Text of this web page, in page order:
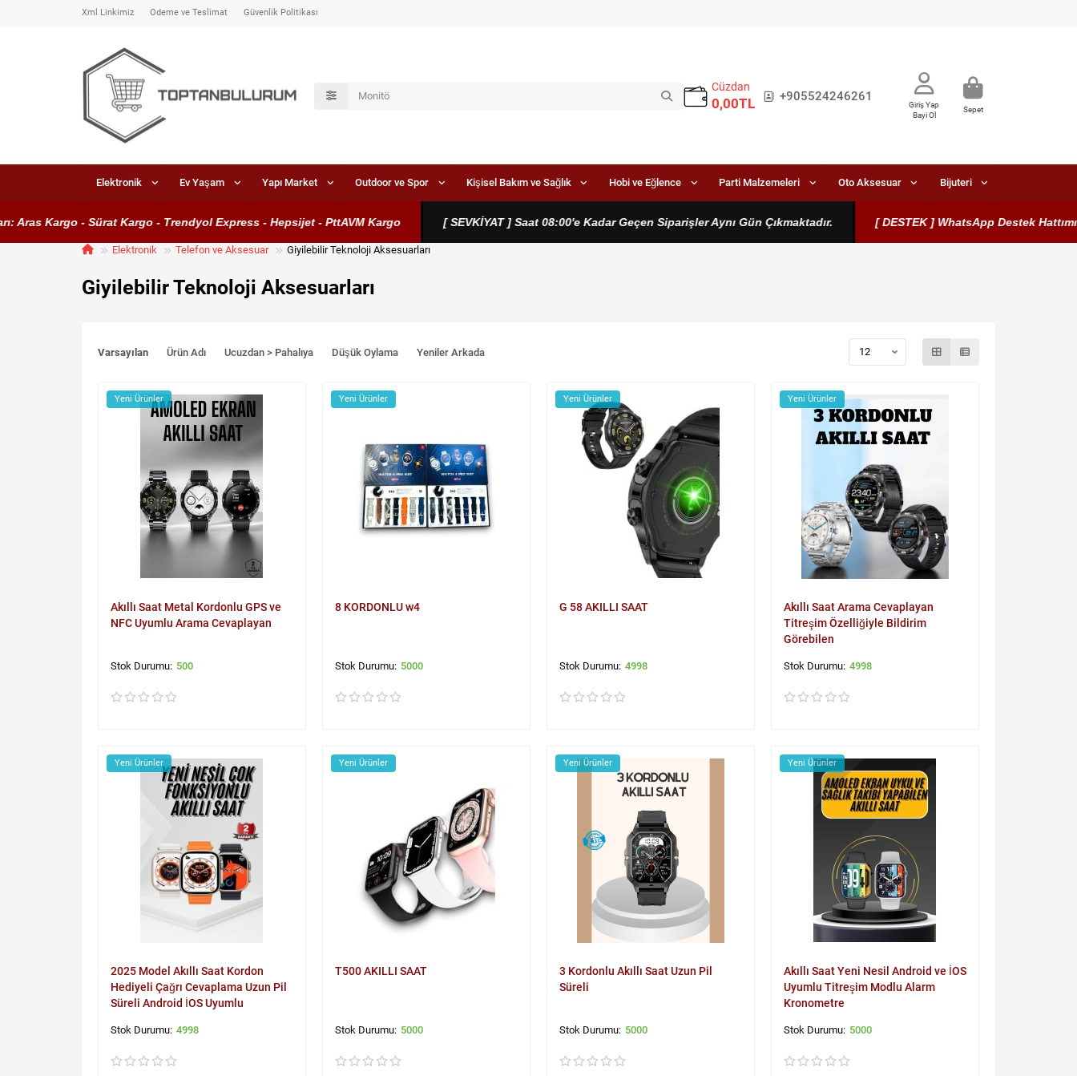
Xml Linkimiz Ödeme ve Teslimat Güvenlik Politikası
Cüzdan
0,00TL +905524246261
Giriş Yap
Bayi Ol
Sepet
Elektronik Ev Yaşam Yapı Market Outdoor ve Spor Kişisel Bakım ve Sağlık Hobi ve Eğlence Parti Malzemeleri Oto Aksesuar Bijuteri
Kargo - Sürat Kargo - Trendyol Express - Hepsijet - PttAVM Kargo [ SEVKİYAT ] Saat 08:00'e Kadar Geçen Siparişler Aynı Gün Çıkmaktadır. [ DESTEK ] WhatsApp Destek Hattımız
Elektronik Telefon ve Aksesuar Giyilebilir Teknoloji Aksesuarları
Giyilebilir Teknoloji Aksesuarları
Varsayılan Ürün Adı Ucuzdan > Pahalıya Düşük Oylama Yeniler Arkada
Yeni Ürünler
Akıllı Saat Metal Kordonlu GPS ve
NFC Uyumlu Arama Cevaplayan
500
Yeni Ürünler
8 KORDONLU w4
5000
Yeni Ürünler
G 58 AKILLI SAAT
4998
Yeni Ürünler
Akıllı Saat Arama Cevaplayan
Titreşim Özelliğiyle Bildirim
Görebilen
4998
Yeni Ürünler
2025 Model Akıllı Saat Kordon
Hediyeli Çağrı Cevaplama Uzun Pil
Süreli Android İOS Uyumlu
4998
Yeni Ürünler
T500 AKILLI SAAT
5000
Yeni Ürünler
3 Kordonlu Akıllı Saat Uzun Pil
Süreli
5000
Yeni Ürünler
Akıllı Saat Yeni Nesil Android ve İOS
Uyumlu Titreşim Modlu Alarm
Kronometre
5000